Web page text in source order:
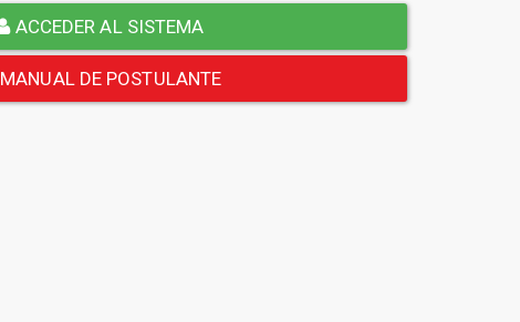
ACCEDER AL SISTEMA
MANUAL DE POSTULANTE